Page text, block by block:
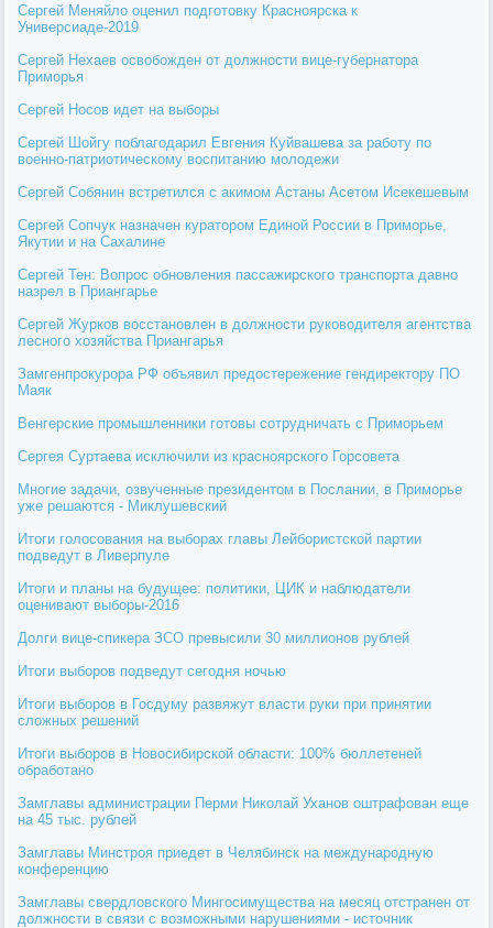
Сергей Меняйло оценил подготовку Красноярска к
Универсиаде-2019
Сергей Нехаев освобожден от должности вице-губернатора
Приморья
Сергей Носов идет на выборы
Сергей Шойгу поблагодарил Евгения Куйвашева за работу по
военно-патриотическому воспитанию молодежи
Сергей Собянин встретился с акимом Астаны Асетом Исекешевым
Сергей Сопчук назначен куратором Единой России в Приморье,
Якутии и на Сахалине
Сергей Тен: Вопрос обновления пассажирского транспорта давно
назрел в Приангарье
Сергей Журков восстановлен в должности руководителя агентства
лесного хозяйства Приангарья
Замгенпрокурора РФ объявил предостережение гендиректору ПО
Маяк
Венгерские промышленники готовы сотрудничать с Приморьем
Сергея Суртаева исключили из красноярского Горсовета
Многие задачи, озвученные президентом в Послании, в Приморье
уже решаются - Миклушевский
Итоги голосования на выборах главы Лейбористской партии
подведут в Ливерпуле
Итоги и планы на будущее: политики, ЦИК и наблюдатели
оценивают выборы-2016
Долги вице-спикера ЗСО превысили 30 миллионов рублей
Итоги выборов подведут сегодня ночью
Итоги выборов в Госдуму развяжут власти руки при принятии
сложных решений
Итоги выборов в Новосибирской области: 100% бюллетеней
обработано
Замглавы администрации Перми Николай Уханов оштрафован еще
на 45 тыс. рублей
Замглавы Минстроя приедет в Челябинск на международную
конференцию
Замглавы свердловского Мингосимущества на месяц отстранен от
должности в связи с возможными нарушениями - источник